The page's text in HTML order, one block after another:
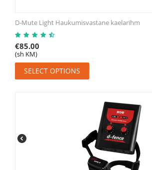
D-Mute Light Haukumisvastane kaelarihm
€85.00
(sh KM)
SELECT OPTIONS